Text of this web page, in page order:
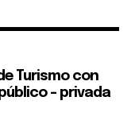
Turismo con
– privada